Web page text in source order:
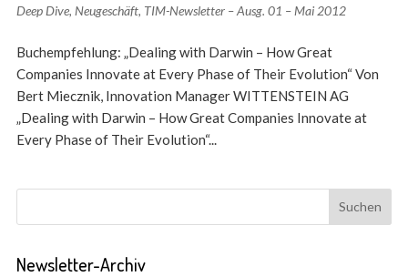
Deep Dive, Neugeschäft, TIM-Newsletter – Ausg. 01 – Mai 2012
Buchempfehlung: „Dealing with Darwin – How Great
Companies Innovate at Every Phase of Their Evolution“ Von
Bert Miecznik, Innovation Manager WITTENSTEIN AG
„Dealing with Darwin – How Great Companies Innovate at
Every Phase of Their Evolution“...
Newsletter-Archiv